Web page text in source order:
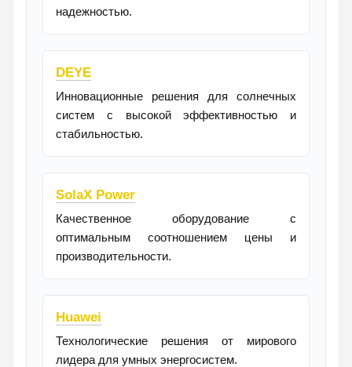
надежностью.
DEYE
Инновационные решения для солнечных
систем с высокой эффективностью и
стабильностью.
SolaX Power
Качественное оборудование с
оптимальным соотношением цены и
производительности.
Huawei
Технологические решения от мирового
лидера для умных энергосистем.